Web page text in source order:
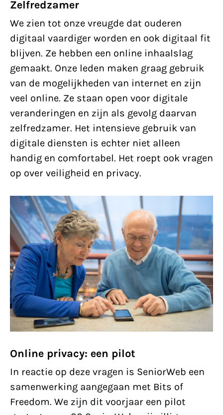
Zelfredzamer
We zien tot onze vreugde dat ouderen
digitaal vaardiger worden en ook digitaal fit
blijven. Ze hebben een online inhaalslag
gemaakt. Onze leden maken graag gebruik
van de mogelijkheden van internet en zijn
veel online. Ze staan open voor digitale
veranderingen en zijn als gevolg daarvan
zelfredzamer. Het intensieve gebruik van
digitale diensten is echter niet alleen
handig en comfortabel. Het roept ook vragen
op over veiligheid en privacy.
Online privacy: een pilot
In reactie op deze vragen is SeniorWeb een
samenwerking aangegaan met Bits of
Freedom. We zijn dit voorjaar een pilot